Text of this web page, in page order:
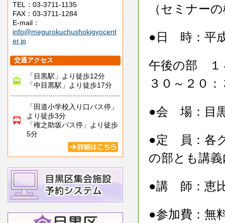
TEL：03-3711-1135
FAX：03-3711-1284
E-mail：
info@megurokuchushokigyocent
er.jp
交通アクセス
「目黒駅」より徒歩12分
「中目黒駅」より徒歩17分
「田道小学校入り口バス停」
より徒歩3分
「権之助坂バス停」より徒歩
5分
（セミナー
●日 時：平
午後の部
３０～２０：
●会 場：目
●定 員：各
の部とも講
●講 師：恵
●参加費：無